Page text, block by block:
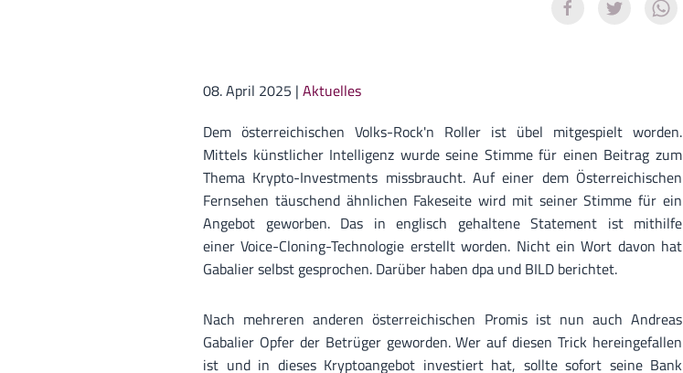
08. April 2025 | Aktuelles
Dem österreichischen Volks-Rock'n Roller ist übel mitgespielt worden.
Mittels künstlicher Intelligenz wurde seine Stimme für einen Beitrag zum
Thema Krypto-Investments missbraucht. Auf einer dem Österreichischen
Fernsehen täuschend ähnlichen Fakeseite wird mit seiner Stimme für ein
Angebot geworben. Das in englisch gehaltene Statement ist mithilfe
einer Voice-Cloning-Technologie erstellt worden. Nicht ein Wort davon hat
Gabalier selbst gesprochen. Darüber haben dpa und BILD berichtet.
Nach mehreren anderen österreichischen Promis ist nun auch Andreas
Gabalier Opfer der Betrüger geworden. Wer auf diesen Trick hereingefallen
ist und in dieses Kryptoangebot investiert hat, sollte sofort seine Bank